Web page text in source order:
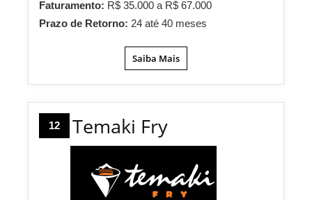
Faturamento: R$ 35.000 a R$ 67.000
Prazo de Retorno: 24 até 40 meses
Saiba Mais
12 Temaki Fry